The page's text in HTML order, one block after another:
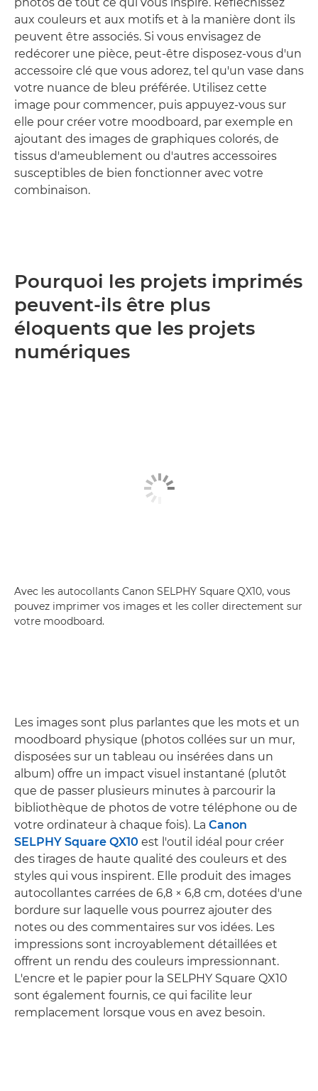
photos de tout ce qui vous inspire. Réfléchissez
aux couleurs et aux motifs et à la manière dont ils
peuvent être associés. Si vous envisagez de
redécorer une pièce, peut-être disposez-vous d'un
accessoire clé que vous adorez, tel qu'un vase dans
votre nuance de bleu préférée. Utilisez cette
image pour commencer, puis appuyez-vous sur
elle pour créer votre moodboard, par exemple en
ajoutant des images de graphiques colorés, de
tissus d'ameublement ou d'autres accessoires
susceptibles de bien fonctionner avec votre
combinaison.
Pourquoi les projets imprimés
peuvent-ils être plus
éloquents que les projets
numériques
Avec les autocollants Canon SELPHY Square QX10, vous
pouvez imprimer vos images et les coller directement sur
votre moodboard.
Les images sont plus parlantes que les mots et un
moodboard physique (photos collées sur un mur,
disposées sur un tableau ou insérées dans un
album) offre un impact visuel instantané (plutôt
que de passer plusieurs minutes à parcourir la
bibliothèque de photos de votre téléphone ou de
votre ordinateur à chaque fois). La Canon
SELPHY Square QX10 est l'outil idéal pour créer
des tirages de haute qualité des couleurs et des
styles qui vous inspirent. Elle produit des images
autocollantes carrées de 6,8 × 6,8 cm, dotées d'une
bordure sur laquelle vous pourrez ajouter des
notes ou des commentaires sur vos idées. Les
impressions sont incroyablement détaillées et
offrent un rendu des couleurs impressionnant.
L'encre et le papier pour la SELPHY Square QX10
sont également fournis, ce qui facilite leur
remplacement lorsque vous en avez besoin.